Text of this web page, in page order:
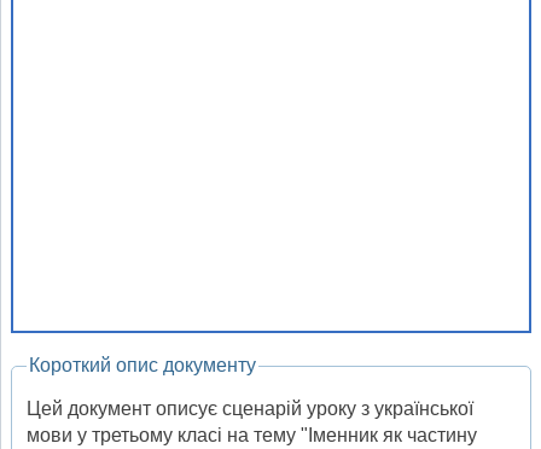
Короткий опис документу
Цей документ описує сценарій уроку з української
мови у третьому класі на тему "Іменник як частину